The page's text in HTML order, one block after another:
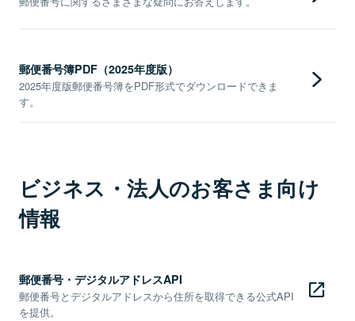
郵便番号簿PDF（2025年度版）
2025年度版郵便番号簿をPDF形式でダウンロードできま
す。
ビジネス・法人のお客さま向け
情報
郵便番号・デジタルアドレスAPI
郵便番号とデジタルアドレスから住所を取得できる公式API
を提供。